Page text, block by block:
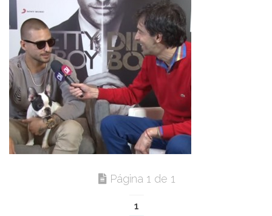
Página 1 de 1
1